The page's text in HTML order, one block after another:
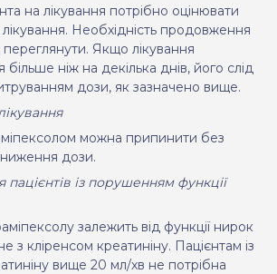
на лікування потрібно оцінювати
лікування. Необхідність продовження
переглянути. Якщо лікування
більше ніж на декілька днів, його слід
дози, як зазначено вище.
можна припинити без
дози.
пацієнтів із порушенням функції
залежить від функції нирок
з кліренсом креатиніну. Пацієнтам із
вище 20 мл/хв не потрібна